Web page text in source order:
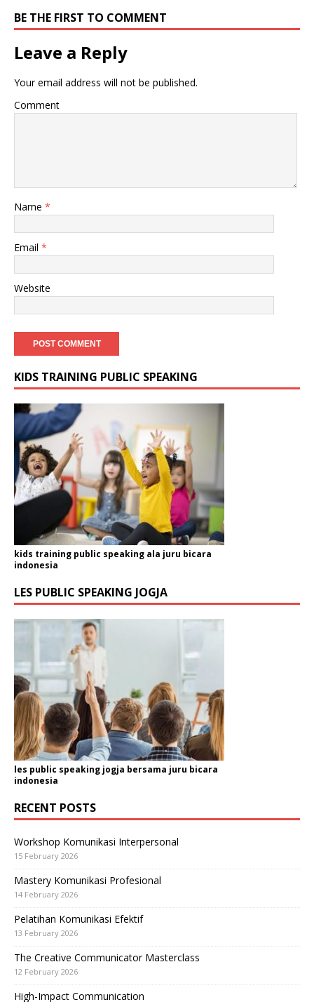
BE THE FIRST TO COMMENT
Leave a Reply
Your email address will not be published.
Comment
Name *
Email *
Website
KIDS TRAINING PUBLIC SPEAKING
kids training public speaking ala juru bicara
indonesia
LES PUBLIC SPEAKING JOGJA
les public speaking jogja bersama juru bicara
indonesia
RECENT POSTS
Workshop Komunikasi Interpersonal
15 February 2026
Mastery Komunikasi Profesional
14 February 2026
Pelatihan Komunikasi Efektif
13 February 2026
The Creative Communicator Masterclass
12 February 2026
High-Impact Communication